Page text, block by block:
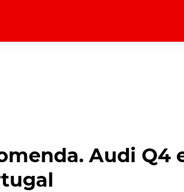
Marcas
Audi Q4